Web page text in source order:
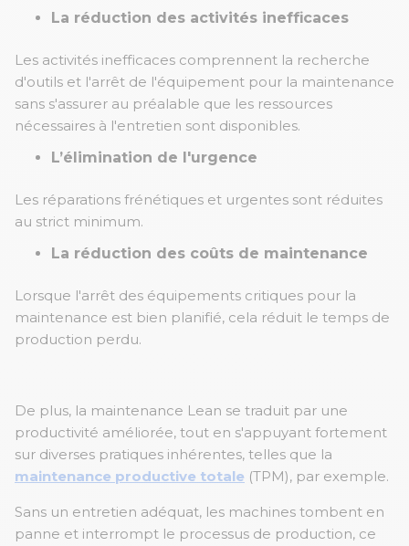
La réduction des activités inefficaces
Les activités inefficaces comprennent la recherche
d'outils et l'arrêt de l'équipement pour la maintenance
sans s'assurer au préalable que les ressources
nécessaires à l'entretien sont disponibles.
L’élimination de l'urgence
Les réparations frénétiques et urgentes sont réduites
au strict minimum.
La réduction des coûts de maintenance
Lorsque l'arrêt des équipements critiques pour la
maintenance est bien planifié, cela réduit le temps de
production perdu.
De plus, la maintenance Lean se traduit par une
productivité améliorée, tout en s'appuyant fortement
sur diverses pratiques inhérentes, telles que la
maintenance productive totale (TPM), par exemple.
Sans un entretien adéquat, les machines tombent en
panne et interrompt le processus de production, ce